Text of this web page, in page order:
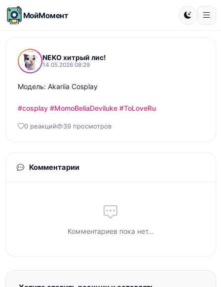
МойМомент
NEKO хитрый лис!
14.05.2026 08:29
Модель: Akariia Cosplay
#cosplay #MomoBeliaDeviluke #ToLoveRu
0 реакций 39 просмотров
Комментарии
Комментариев пока нет...